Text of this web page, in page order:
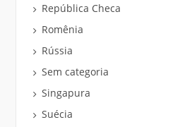
República Checa
Romênia
Rússia
Sem categoria
Singapura
Suécia